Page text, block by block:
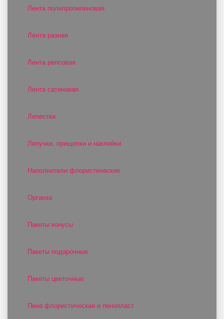
Лента полипропиленовая
Лента разная
Лента репсовая
Лента сатиновая
Лепестки
Липучки, прищепки и наклейки
Наполнители флористические
Органза
Пакеты конусы
Пакеты подарочные
Пакеты цветочные
Пена флористическая и пенопласт